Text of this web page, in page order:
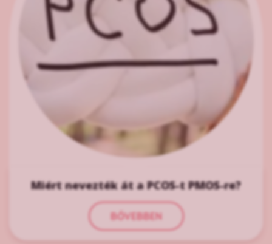
Miért nevezték át a PCOS-t PMOS-re?
BŐVEBBEN